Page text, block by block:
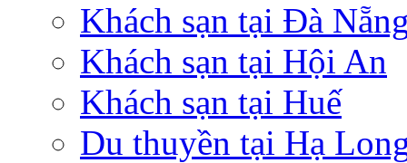
Khách sạn tại Đà
Khách sạn tại Hội An
Khách sạn tại Huế
Du thuyền tại Hạ